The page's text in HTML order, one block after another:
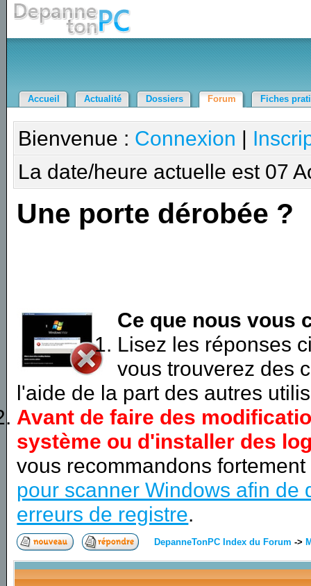
Accueil Actualité Dossiers Forum Fiches
Bienvenue : Connexion |
La date/heure actuelle est 07
Une porte dérobée ?
Ce que nous vous
Lisez les réponses
vous trouverez des
l'aide de la part des autres
Avant de faire des
système ou d'installer des
vous recommandons
pour scanner Windows afin de
erreurs de registre.
DepanneTonPC Index du Forum ->